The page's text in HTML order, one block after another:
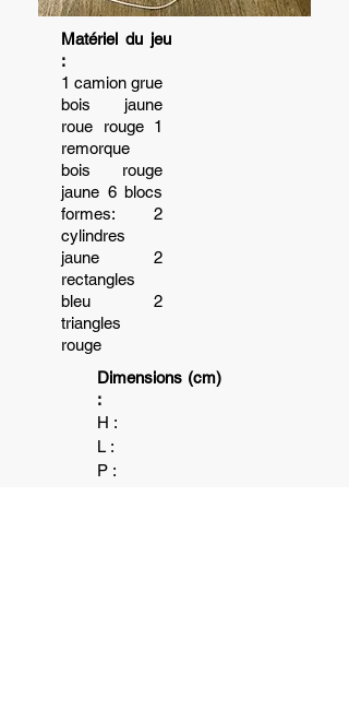
Matériel du jeu
:
1 camion grue
bois jaune
roue rouge 1
remorque
bois rouge
jaune 6 blocs
formes: 2
cylindres
jaune 2
rectangles
bleu 2
triangles
rouge
Dimensions (cm)
:
H :
L :
P :